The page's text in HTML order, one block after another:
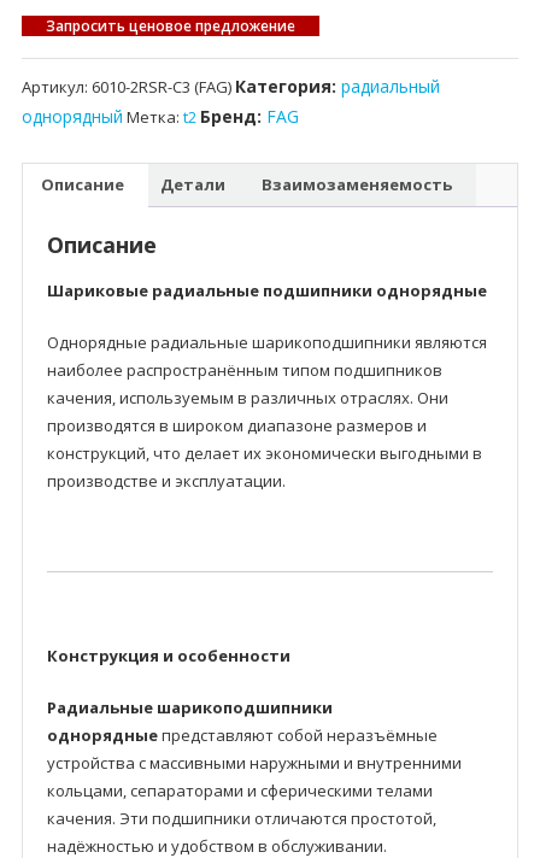
Запросить ценовое предложение
Артикул: 6010-2RSR-C3 (FAG) Категория: радиальный
однорядный Метка: t2 Бренд: FAG
Описание Детали Взаимозаменяемость
Описание
Шариковые радиальные подшипники однорядные
Однорядные радиальные шарикоподшипники являются
наиболее распространённым типом подшипников
качения, используемым в различных отраслях. Они
производятся в широком диапазоне размеров и
конструкций, что делает их экономически выгодными в
производстве и эксплуатации.
Конструкция и особенности
Радиальные шарикоподшипники
однорядныепредставляют собой неразъёмные
устройства с массивными наружными и внутренними
кольцами, сепараторами и сферическими телами
качения. Эти подшипники отличаются простотой,
надёжностью и удобством в обслуживании.